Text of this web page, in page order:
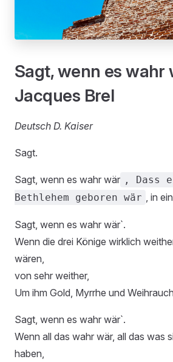
Sagt, wenn es wahr
Jacques Brel
Deutsch D. Kaiser
Sagt.
Sagt, wenn es wahr wär , Dass
Bethlehem geboren wär , in
Sagt, wenn es wahr wär`.
Wenn die drei Könige wirklich
wären,
von sehr weither,
Um ihm Gold, Myrrhe und
Sagt, wenn es wahr wär`.
Wenn all das wahr wär, all das was
haben,